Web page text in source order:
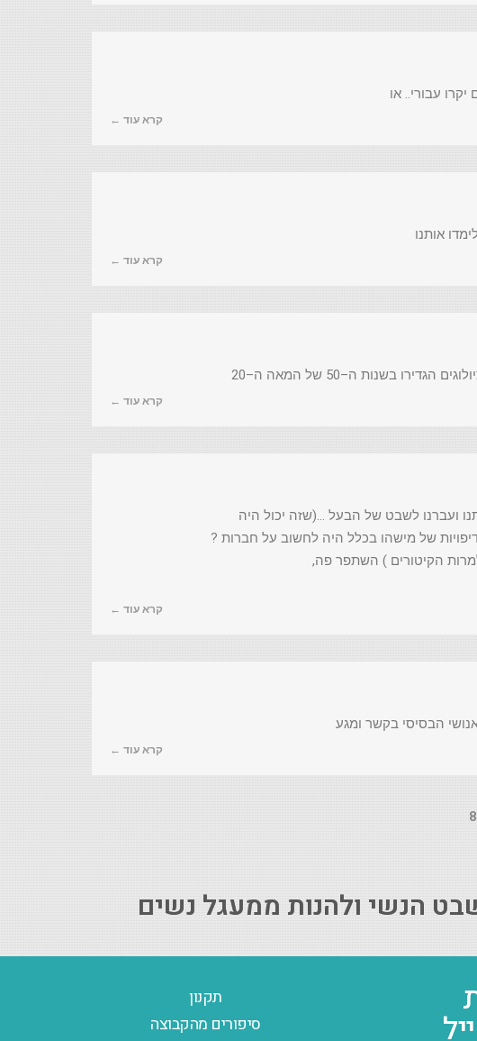
עבורי.. או
קרא עוד ←
אותנו
קרא עוד ←
בשנות ה–50 של המאה ה–20
קרא עוד ←
ועברנו לשבט של הבעל …(שזה יכול היה
של מישהו בכלל היה לחשוב על חברות ?
שנים האחרונות המצב הכלכלי (שלמרות הקיטורים ) השתפר פה,
קרא עוד ←
הבסיסי בקשר ומגע
קרא עוד ←
8
הנשי ולהנות ממעגל נשים
תקנון
סיפורים מהקבוצה